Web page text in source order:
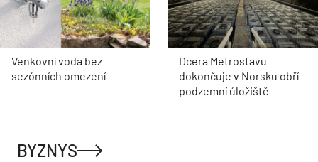
Venkovní voda bez
sezónních omezení
Dcera Metrostavu
dokončuje v Norsku obří
podzemní úložiště
BYZNYS